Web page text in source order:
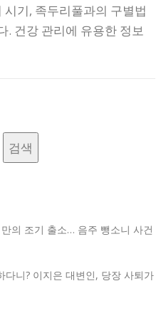
기, 족두리풀과의 구별법
. 건강 관리에 유용한 정보
검색
의 조기 출소… 음주 뺑소니 사건
니? 이지은 대변인, 당장 사퇴가